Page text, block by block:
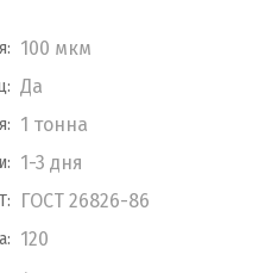
100 мкм
Да
1 тонна
1-3 дня
ГОСТ 26826-86
120